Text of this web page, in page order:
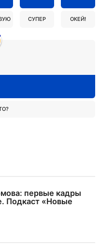
СУПЕР ОКЕЙ!
первые кадры
Подкаст «Новые